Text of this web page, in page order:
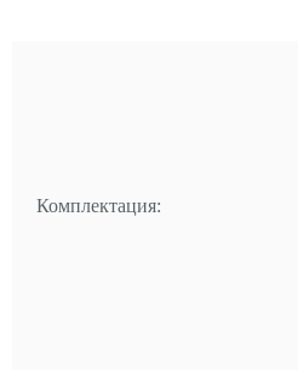
Комплектация: